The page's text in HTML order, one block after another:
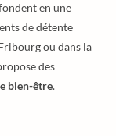
en une
de détente
ou dans la
des
bien-être.